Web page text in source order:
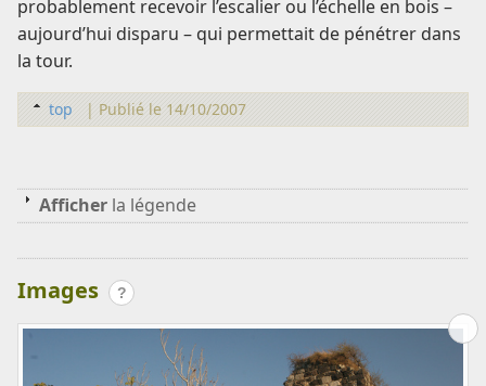
probablement recevoir l’escalier ou l’échelle en bois –
aujourd’hui disparu – qui permettait de pénétrer dans
la tour.
top | Publié le 14/10/2007
Afficher la légende
Images ?